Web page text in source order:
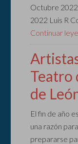
Octubre
2022 Luis R
Continuar
Teatro
de
El fin de año
una razón
prepararse